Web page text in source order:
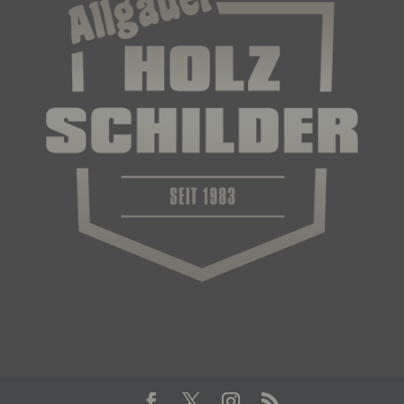
f) Pseudonymisierung
Pseudonymisierung ist die Verarbeitung
personenbezogener Daten in einer Weise, auf
welche die personenbezogenen Daten ohne
Hinzuziehung zusätzlicher Informationen nicht
mehr einer spezifischen betroffenen Person
zugeordnet werden können, sofern diese
zusätzlichen Informationen gesondert aufbewahrt
werden und technischen und organisatorischen
Maßnahmen unterliegen, die gewährleisten, dass
die personenbezogenen Daten nicht einer
identifizierten oder identifizierbaren natürlichen
Person zugewiesen werden.
Verantwortlicher ist die natürliche oder juristische